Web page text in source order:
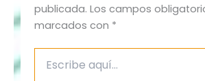
publicada. Los campos
marcados con *
aquí...